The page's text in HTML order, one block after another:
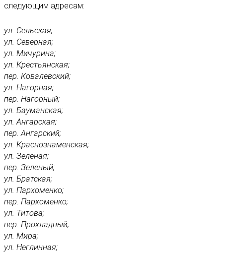
следующим адресам:
ул. Сельская;
ул. Северная;
ул. Мичурина;
ул. Крестьянская;
пер. Ковалевский;
ул. Нагорная;
пер. Нагорный;
ул. Бауманская;
ул. Ангарская;
пер. Ангарский;
ул. Краснознаменская;
ул. Зеленая;
пер. Зеленый;
ул. Братская;
ул. Пархоменко;
пер. Пархоменко;
ул. Титова;
пер. Прохладный;
ул. Мира;
ул. Неглинная;